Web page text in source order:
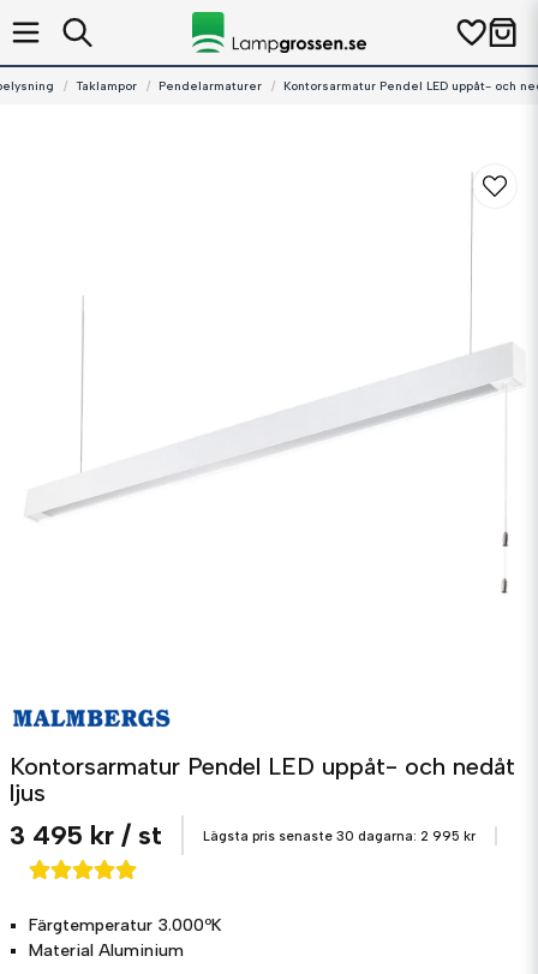
Taklampor Pendelarmaturer Kontorsarmatur Pendel LED uppåt- och
Kontorsarmatur Pendel LED uppåt- och nedåt
ljus
3 495 kr / st Lägsta pris senaste 30 dagarna: 2 995 kr
Färgtemperatur 3.000ºK
Material Aluminium